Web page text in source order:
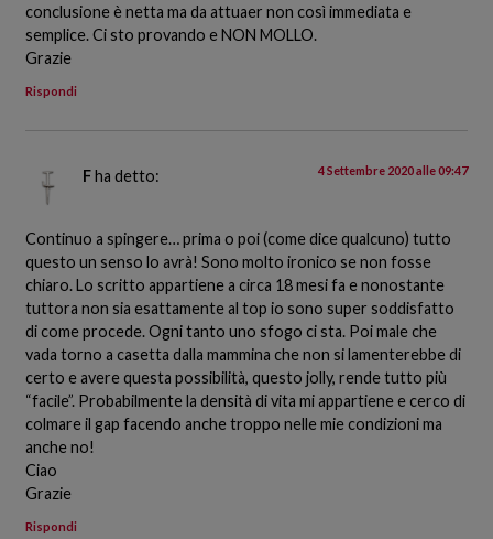
conclusione è netta ma da attuaer non così immediata e
semplice. Ci sto provando e NON MOLLO.
Grazie
Rispondi
F ha detto: 4 Settembre 2020 alle 09:47
Continuo a spingere… prima o poi (come dice qualcuno) tutto
questo un senso lo avrà! Sono molto ironico se non fosse
chiaro. Lo scritto appartiene a circa 18 mesi fa e nonostante
tuttora non sia esattamente al top io sono super soddisfatto
di come procede. Ogni tanto uno sfogo ci sta. Poi male che
vada torno a casetta dalla mammina che non si lamenterebbe di
certo e avere questa possibilità, questo jolly, rende tutto più
“facile”. Probabilmente la densità di vita mi appartiene e cerco di
colmare il gap facendo anche troppo nelle mie condizioni ma
anche no!
Ciao
Grazie
Rispondi